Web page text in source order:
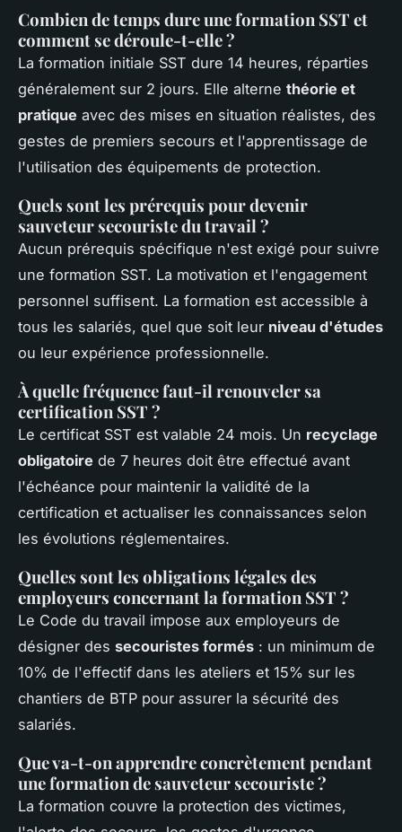
Combien de temps dure une formation SST et
comment se déroule-t-elle ?
La formation initiale SST dure 14 heures, réparties
généralement sur 2 jours. Elle alterne théorie et
pratique avec des mises en situation réalistes, des
gestes de premiers secours et l'apprentissage de
l'utilisation des équipements de protection.
Quels sont les prérequis pour devenir
sauveteur secouriste du travail ?
Aucun prérequis spécifique n'est exigé pour suivre
une formation SST. La motivation et l'engagement
personnel suffisent. La formation est accessible à
tous les salariés, quel que soit leur niveau d'études
ou leur expérience professionnelle.
À quelle fréquence faut-il renouveler sa
certification SST ?
Le certificat SST est valable 24 mois. Un recyclage
obligatoire de 7 heures doit être effectué avant
l'échéance pour maintenir la validité de la
certification et actualiser les connaissances selon
les évolutions réglementaires.
Quelles sont les obligations légales des
employeurs concernant la formation SST ?
Le Code du travail impose aux employeurs de
désigner des secouristes formés : un minimum de
10% de l'effectif dans les ateliers et 15% sur les
chantiers de BTP pour assurer la sécurité des
salariés.
Que va-t-on apprendre concrètement pendant
une formation de sauveteur secouriste ?
La formation couvre la protection des victimes,